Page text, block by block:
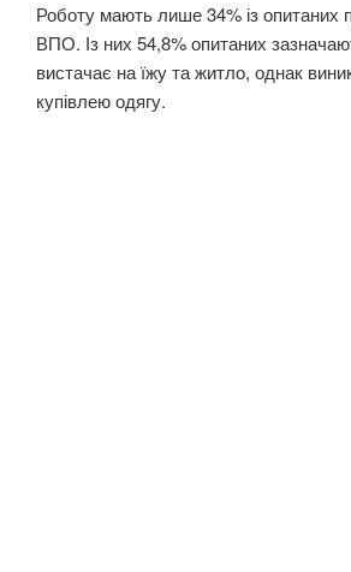
Роботу мають лише 34% із опитаних
ВПО. Із них 54,8% опитаних
вистачає на їжу та житло, однак
купівлею одягу.